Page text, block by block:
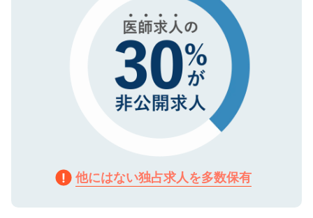
他にはない独占求人を多数保有